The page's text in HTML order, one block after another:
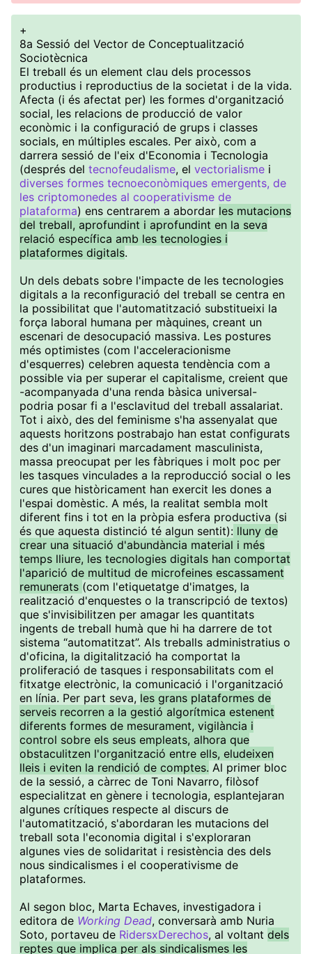
+
8a Sessió del Vector de Conceptualització
Sociotècnica
El treball és un element clau dels processos
productius i reproductius de la societat i de la vida.
Afecta (i és afectat per) les formes d'organització
social, les relacions de producció de valor
econòmic i la configuració de grups i classes
socials, en múltiples escales. Per això, com a
darrera sessió de l'eix d'Economia i Tecnologia
(després del tecnofeudalisme, el vectorialisme i
diverses formes tecnoeconòmiques emergents, de
les criptomonedes al cooperativisme de
plataforma) ens centrarem a abordar les mutacions
del treball, aprofundint i aprofundint en la seva
relació específica amb les tecnologies i
plataformes digitals.
Un dels debats sobre l'impacte de les tecnologies
digitals a la reconfiguració del treball se centra en
la possibilitat que l'automatització substitueixi la
força laboral humana per màquines, creant un
escenari de desocupació massiva. Les postures
més optimistes (com l'acceleracionisme
d'esquerres) celebren aquesta tendència com a
possible via per superar el capitalisme, creient que
-acompanyada d'una renda bàsica universal-
podria posar fi a l'esclavitud del treball assalariat.
Tot i això, des del feminisme s'ha assenyalat que
aquests horitzons postrabajo han estat configurats
des d'un imaginari marcadament masculinista,
massa preocupat per les fàbriques i molt poc per
les tasques vinculades a la reproducció social o les
cures que històricament han exercit les dones a
l'espai domèstic. A més, la realitat sembla molt
diferent fins i tot en la pròpia esfera productiva (si
és que aquesta distinció té algun sentit): lluny de
crear una situació d'abundància material i més
temps lliure, les tecnologies digitals han comportat
l'aparició de multitud de microfeines escassament
remunerats (com l'etiquetatge d'imatges, la
realització d'enquestes o la transcripció de textos)
que s'invisibilitzen per amagar les quantitats
ingents de treball humà que hi ha darrere de tot
sistema “automatitzat”. Als treballs administratius o
d'oficina, la digitalització ha comportat la
proliferació de tasques i responsabilitats com el
fitxatge electrònic, la comunicació i l'organització
en línia. Per part seva, les grans plataformes de
serveis recorren a la gestió algorítmica estenent
diferents formes de mesurament, vigilància i
control sobre els seus empleats, alhora que
obstaculitzen l'organització entre ells, eludeixen
lleis i eviten la rendició de comptes. Al primer bloc
de la sessió, a càrrec de Toni Navarro, filòsof
especialitzat en gènere i tecnologia, esplantejaran
algunes crítiques respecte al discurs de
l'automatització, s'abordaran les mutacions del
treball sota l'economia digital i s'exploraran
algunes vies de solidaritat i resistència des dels
nous sindicalismes i el cooperativisme de
plataformes.
Al segon bloc, Marta Echaves, investigadora i
editora de Working Dead, conversarà amb Nuria
Soto, portaveu de RidersxDerechos, al voltant dels
reptes que implica per als sindicalismes les